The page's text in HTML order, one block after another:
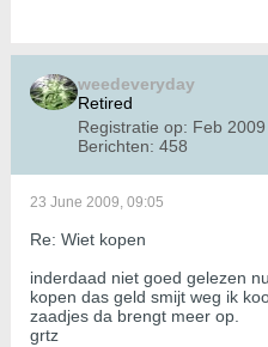
weedeveryday
Retired
Registratie op: Feb 2009
Berichten: 458
23 June 2009, 09:05
Re: Wiet kopen
inderdaad niet goed gelezen
kopen das geld smijt weg ik
zaadjes da brengt meer op.
grtz